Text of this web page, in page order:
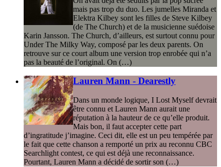
mais pas trop du duo. Les jumelles Miranda et
Elektra Kilbey sont les filles de Steve Kilbey
(de The Church) et de la musicienne suédoise
Karin Jansson. The Church, d’ailleurs, est surtout connu pour
Under The Milky Way, composé par les deux parents. On
retrouve sur ce court album une version trop enrobée qui n’a
pas la beauté de l’original. On (…)
Lauren Mann - Dearestly
Dans un monde logique, I Lost Myself devrait
être connu et Lauren Mann aurait une
réputation à la hauteur de ce qu’elle produit.
Mais bon, il faut accepter cette part
d’ingratitude j’imagine. Ceci dit, elle est un peu tempérée par
le fait que cette chanson a remporté un prix au reconnu CBC
Searchlight contest, ce qui est déjà une reconnaissance.
Pourtant, Lauren Mann a décidé de sortir son (…)